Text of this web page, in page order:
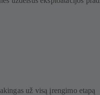
už visą įrengimo etapą